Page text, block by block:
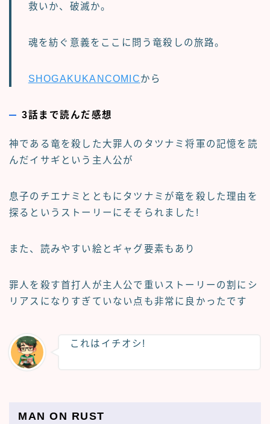
救いか、破滅か。
魂を紡ぐ意義をここに問う竜殺しの旅路。
SHOGAKUKANCOMICから
3話まで読んだ感想
神である竜を殺した大罪人のタツナミ将軍の記憶を読
んだイサギという主人公が
息子のチエナミとともにタツナミが竜を殺した理由を
探るというストーリーにそそられました!
また、読みやすい絵とギャグ要素もあり
罪人を殺す首打人が主人公で重いストーリーの割にシ
リアスになりすぎていない点も非常に良かったです
これはイチオシ!
MAN ON RUST